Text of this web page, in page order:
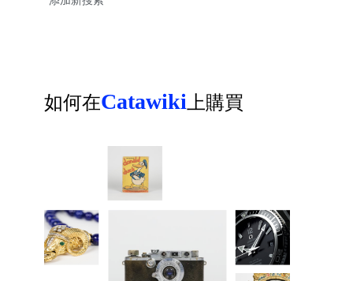
如何在Catawiki上購買